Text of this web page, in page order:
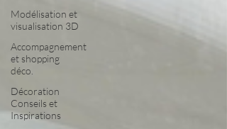
Modélisation et
visualisation 3D
Accompagnement
et shopping
déco.
Décoration
Conseils et
Inspirations